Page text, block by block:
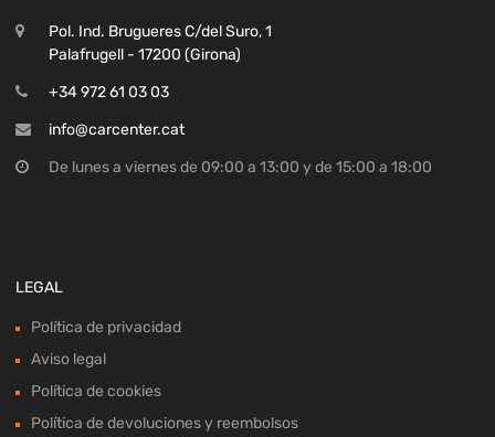
Pol. Ind. Brugueres C/del Suro, 1
Palafrugell - 17200 (Girona)
+34 972 61 03 03
info@carcenter.cat
De lunes a viernes de 09:00 a 13:00 y de 15:00 a 18:00
LEGAL
Política de privacidad
Aviso legal
Política de cookies
Política de devoluciones y reembolsos